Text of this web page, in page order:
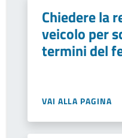
Chiedere la
veicolo per
termini del
VAI ALLA PAGINA